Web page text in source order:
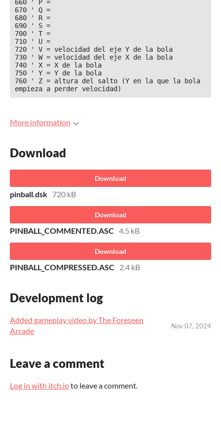
660 ' P =
670 ' Q =
680 ' R =
690 ' S =
700 ' T =
710 ' U =
720 ' V = velocidad del eje Y de la bola
730 ' W = velocidad del eje X de la bola
740 ' X = X de la bola
750 ' Y = Y de la bola
760 ' Z = altura del salto (Y en la que la bola
empieza a perder velocidad)
More information
Download
Download
pinball.dsk 720 kB
Download
PINBALL_COMMENTED.ASC 4.5 kB
Download
PINBALL_COMPRESSED.ASC 2.4 kB
Development log
Added gameplay video by The Foreseen
Arcade
Nov 07, 2024
Leave a comment
Log in with itch.ioto leave a comment.